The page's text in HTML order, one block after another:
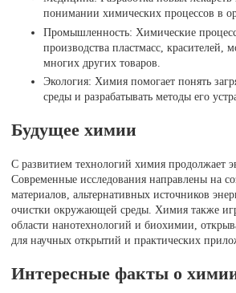
понимании химических процессов в
Промышленность: Химические
производства пластмасс, красителей,
многих других товаров.
Экология: Химия помогает понять
среды и разрабатывать методы его
Будущее химии
С развитием технологий химия продолжает
Современные исследования направлены на
материалов, альтернативных источников
очистки окружающей среды. Химия также
области нанотехнологий и биохимии,
для научных открытий и практических
Интересные факты о